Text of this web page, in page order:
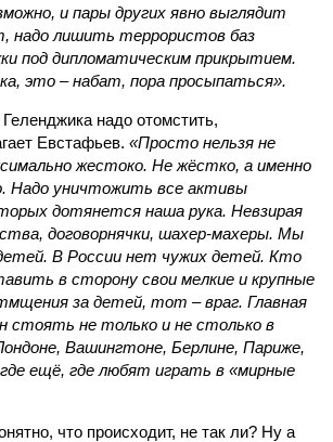
и пары других явно выглядит
надо лишить террористов баз
под дипломатическим прикрытием.
это – набат, пора просыпаться».
надо отомстить,
Евстафьев. «Просто нельзя не
жестоко. Не жёстко, а именно
Надо уничтожить все активы
дотянется наша рука. Невзирая
договорнячки, шахер-махеры. Мы
В России нет чужих детей. Кто
в сторону свои мелкие и крупные
за детей, тот – враг. Главная
стоять не только и не столько в
Вашингтоне, Берлине, Париже,
ещё, где любят играть в «мирные
что происходит, не так ли? Ну а